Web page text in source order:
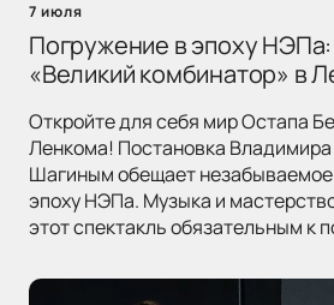
7 июля
Погружение в эпоху
«Великий комбинатор» в
Откройте для себя мир Остапа
Ленкома! Постановка
Шагиным обещает незабываемое
эпоху НЭПа. Музыка и
этот спектакль обязательным к